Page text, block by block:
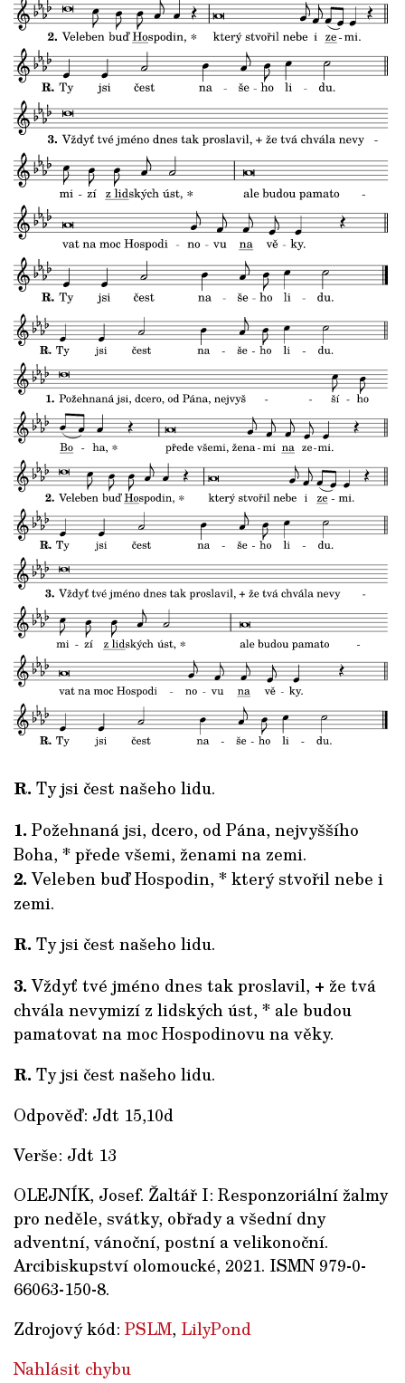
R. Ty jsi čest našeho lidu.
1. Požehnaná jsi, dcero, od Pána, nejvyššího
Boha, * přede všemi, ženami na zemi.
2.Veleben buď Hospodin, * který stvořil nebe i
zemi.
R. Ty jsi čest našeho lidu.
3.Vždyť tvé jméno dnes tak proslavil, + že tvá
chvála nevymizí z lidských úst, * ale budou
pamatovat na moc Hospodinovu na věky.
R. Ty jsi čest našeho lidu.
Odpověď: Jdt 15,10d
Verše: Jdt 13
OLEJNÍK, Josef. Žaltář I: Responzoriální žalmy
pro neděle, svátky, obřady a všední dny
adventní, vánoční, postní a velikonoční.
Arcibiskupství olomoucké, 2021. ISMN 979-0-
66063-150-8.
Zdrojový kód: PSLM, LilyPond
Nahlásit chybu